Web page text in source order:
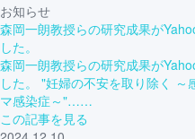
お知らせ
森岡一朗教授らの研究成果が
した。
森岡一朗教授らの研究成果が
した。 "妊婦の不安を取り除く
マ感染症～"……
この記事を見る